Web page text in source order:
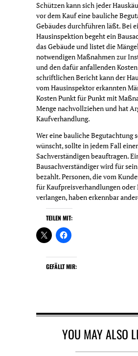
Schützen kann sich jeder
vor dem Kauf eine bauliche
Gebäudes durchführen läßt. Bei
Hausinspektion begeht ein
das Gebäude und listet die
notwendigen Maßnahmen zur
und den dafür anfallenden
schriftlichen Bericht kann der
vom Hausinspektor erkannten
Kosten Punkt für Punkt mit
Menge nachvollziehen und hat
Kaufverhandlung.
Wer eine bauliche Begutachtung
wünscht, sollte in jedem Fall
Sachverständigen beauftragen.
Bausachverständiger wird für
bezahlt. Personen, die vom
für Kaufpreisverhandlungen oder
verlangen, haben erkennbar
TEILEN MIT:
GEFÄLLT MIR:
YOU MAY ALSO